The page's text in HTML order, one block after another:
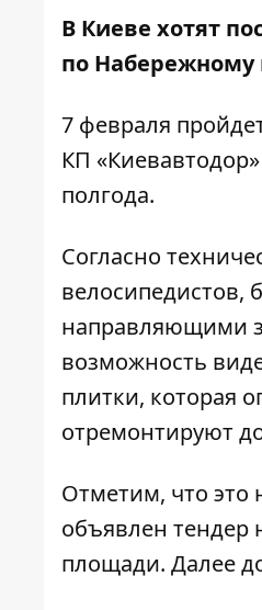
В Киеве хотят
по Набережному
7 февраля
КП
полгода.
Согласно
велосипедистов,
направляющими
возможность
плитки, которая
отремонтируют
Отметим, что это
объявлен тендер
площади. Далее